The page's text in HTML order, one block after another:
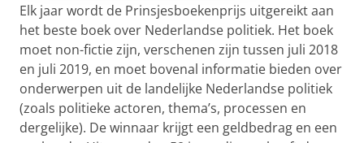
Elk jaar wordt de Prinsjesboekenprijs uitgereikt aan
het beste boek over Nederlandse politiek. Het boek
moet non-fictie zijn, verschenen zijn tussen juli 2018
en juli 2019, en moet bovenal informatie bieden over
onderwerpen uit de landelijke Nederlandse politiek
(zoals politieke actoren, thema’s, processen en
dergelijke). De winnaar krijgt een geldbedrag en een